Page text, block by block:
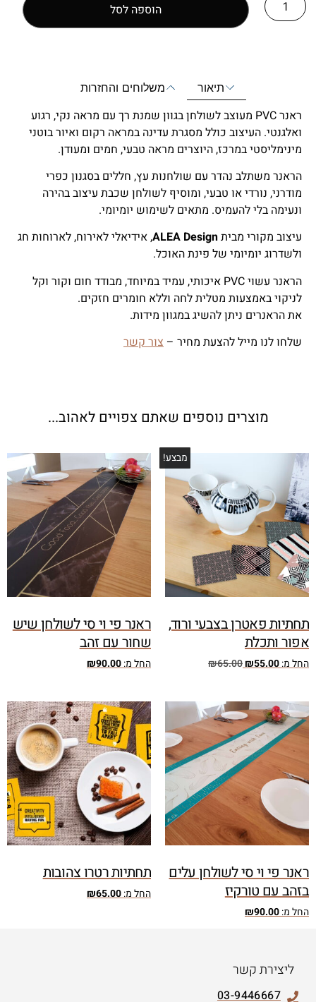
הוספה לסל
תיאור משלוחים והחזרות
ראנר PVC מעוצב לשולחן בגוון שמנת רך עם מראה נקי, רגוע
ואלגנטי. העיצוב כולל מסגרת עדינה במראה רקום ואיור בוטני
מינימליסטי במרכז, היוצרים מראה טבעי, חמים ומעודן.
הראנר משתלב נהדר עם שולחנות עץ, חללים בסגנון כפרי
מודרני, נורדי או טבעי, ומוסיף לשולחן שכבת עיצוב בהירה
ונעימה בלי להעמיס. מתאים לשימוש יומיומי.
עיצוב מקורי מביתALEA Design, אידיאלי לאירוח, לארוחות חג
ולשדרוג יומיומי של פינת האוכל.
הראנר עשוי PVC איכותי, עמיד במיוחד, מבודד חום וקור וקל
לניקוי באמצעות מטלית לחה וללא חומרים חזקים.
את הראנרים ניתן להשיג במגוון מידות.
שלחו לנו מייל להצעת מחיר – צור קשר
מוצרים נוספים שאתם צפויים לאהוב...
מבצע!
תחתיות פאטרן בצבעי ורוד,
אפור ותכלת
החל מ: ₪55.00
₪65.00
ראנר פי וי סי לשולחן שיש
שחור עם זהב
החל מ: ₪90.00
ראנר פי וי סי לשולחן עלים
בזהב עם טורקיז
החל מ: ₪90.00
תחתיות רטרו צהובות
החל מ: ₪65.00
ליצירת קשר
03-9446667